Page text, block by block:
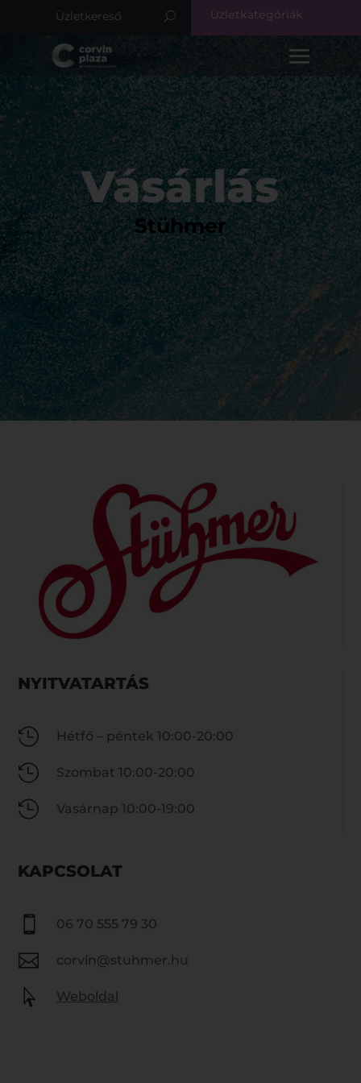
Üzletkategóriák
Vásárlás
Stühmer
NYITVATARTÁS
 Hétfő – péntek 10:00-20:00
 Szombat 10:00-20:00
 Vasárnap 10:00-19:00
KAPCSOLAT
 06 70 555 79 30
 corvin@stuhmer.hu
 Weboldal